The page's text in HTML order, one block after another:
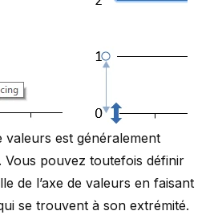
valeurs est généralement
Vous pouvez toutefois définir
de l’axe de valeurs en faisant
se trouvent à son extrémité.